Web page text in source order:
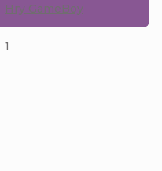
Hry GameBoy
1